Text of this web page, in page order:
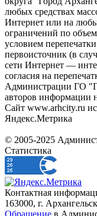
любых средствах
Интернет или на
ограничений по
условием
первоисточник (в
сети Интернет —
согласия на
Администрации ГО
авторов информации
Сайт www.arhcity.ru
Яндекс.Метрика
© 2005-2025
Статистика
Контактная
163000, г.
Обращение в